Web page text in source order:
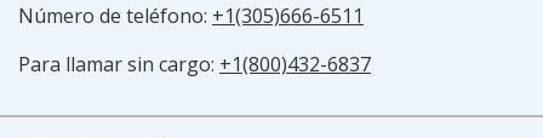
Número de teléfono: +1(305)666-6511
Para llamar sin cargo: +1(800)432-6837